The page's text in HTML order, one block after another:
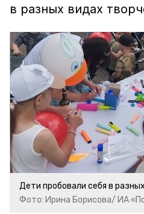
в разных видах
Дети пробовали себя в
Фото: Ирина Борисова/ ИА